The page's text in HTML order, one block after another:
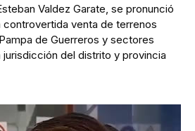
Valdez Garate, se pronunció
venta de terrenos
de Guerreros y sectores
del distrito y provincia